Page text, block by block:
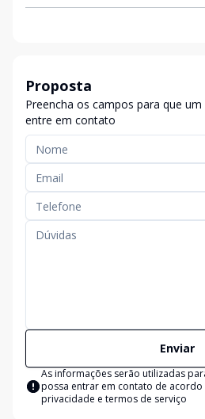
Proposta
Preencha os campos para que
entre em contato
Enviar
As informações serão utilizadas
possa entrar em contato de acordo
privacidade e termos de serviço